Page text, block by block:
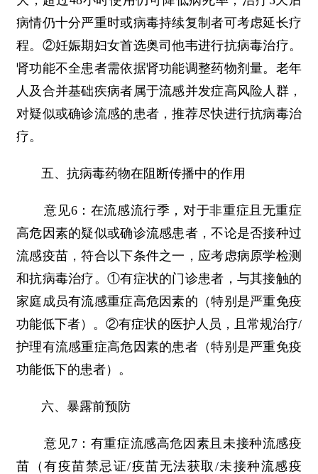
病情仍十分严重时或病毒持续复制者可考虑延长疗
程。②妊娠期妇女首选奥司他韦进行抗病毒治疗。
肾功能不全患者需依据肾功能调整药物剂量。老年
人及合并基础疾病者属于流感并发症高风险人群，
对疑似或确诊流感的患者，推荐尽快进行抗病毒治
疗。
五、抗病毒药物在阻断传播中的作用
意见6：在流感流行季，对于非重症且无重症
高危因素的疑似或确诊流感患者，不论是否接种过
流感疫苗，符合以下条件之一，应考虑病原学检测
和抗病毒治疗。①有症状的门诊患者，与其接触的
家庭成员有流感重症高危因素的（特别是严重免疫
功能低下者）。②有症状的医护人员，且常规治疗/
护理有流感重症高危因素的患者（特别是严重免疫
功能低下的患者）。
六、暴露前预防
意见7：有重症流感高危因素且未接种流感疫
苗（有疫苗禁忌证/疫苗无法获取/未接种流感疫